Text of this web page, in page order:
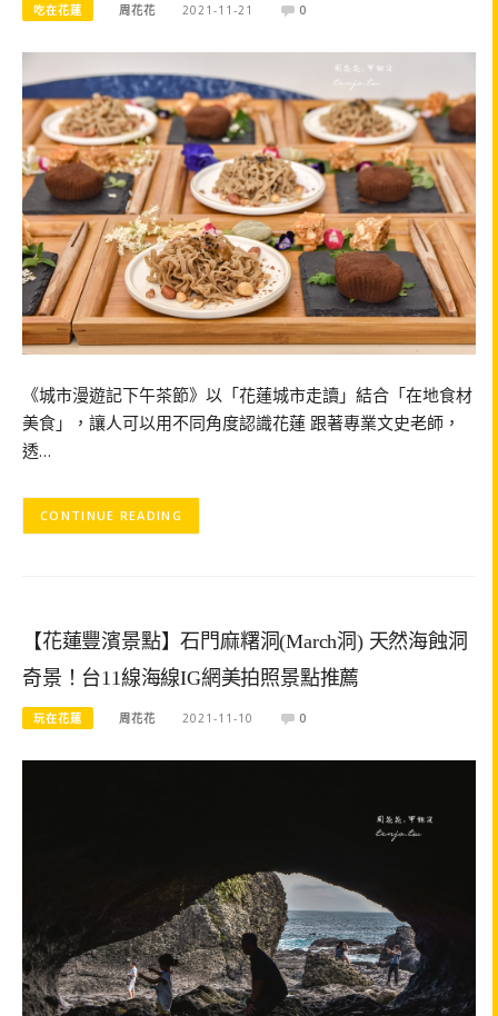
吃在花蓮 周花花 2021-11-21 0
《城市漫遊記下午茶節》以「花蓮城市走讀」結合「在地食材
美食」，讓人可以用不同角度認識花蓮 跟著專業文史老師，
透…
CONTINUE READING
【花蓮豐濱景點】石門麻糬洞(March洞) 天然海蝕洞
奇景！台11線海線IG網美拍照景點推薦
玩在花蓮 周花花 2021-11-10 0